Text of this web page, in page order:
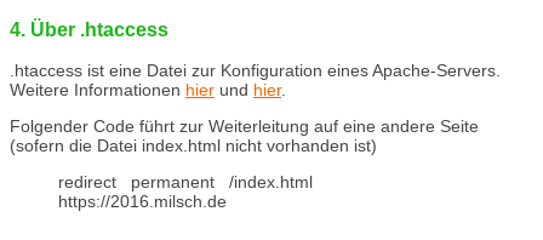
4. Über .htaccess
.htaccess ist eine Datei zur Konfiguration eines Apache-Servers.
Weitere Informationen hier und hier.
Folgender Code führt zur Weiterleitung auf eine andere Seite
(sofern die Datei index.html nicht vorhanden ist)
redirect permanent /index.html
https://2016.milsch.de